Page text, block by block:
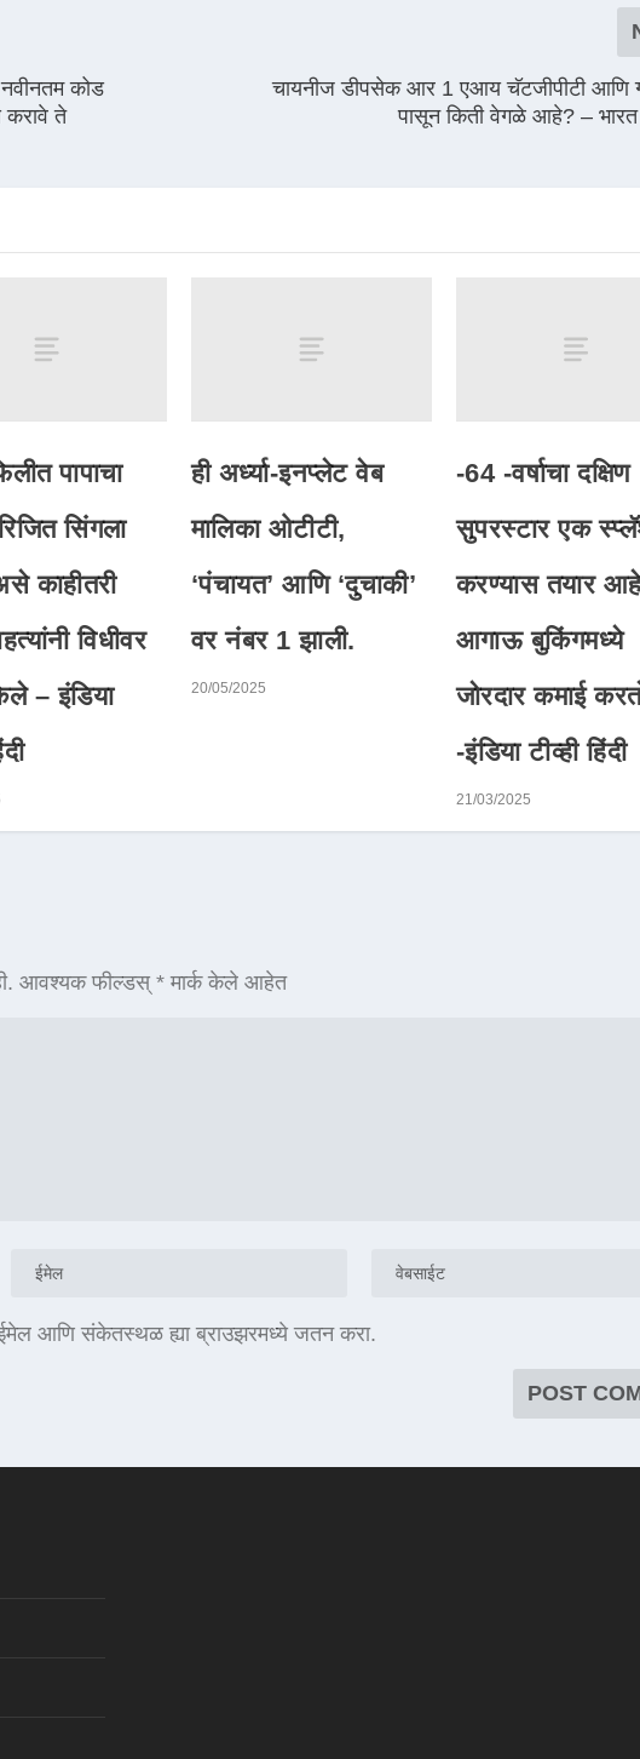
कोड
करावे ते
चायनीज डीपसेक आर 1 एआय चॅटजीपीटी आणि
पासून किती वेगळे आहे? – भारत
पापाचा
सिंगला
काहीतरी
विधीवर
– इंडिया
ही अर्ध्या-इनप्लेट वेब
मालिका ओटीटी,
‘पंचायत’ आणि ‘दुचाकी’
वर नंबर 1 झाली.
20/05/2025
-64 -वर्षाचा दक्षिण
सुपरस्टार एक
करण्यास तयार
आगाऊ बुकिंगमध्ये
जोरदार कमाई
-इंडिया टीव्ही हिंदी
21/03/2025
आवश्यक फील्डस्* मार्क केले आहेत
ईमेल आणि संकेतस्थळ ह्या ब्राउझरमध्ये जतन करा.